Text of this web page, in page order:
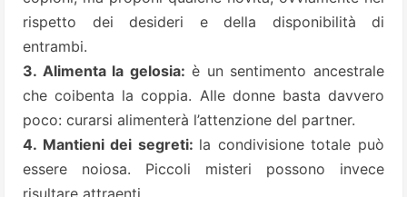
rispetto dei desideri e della disponibilità di
entrambi.
3. Alimenta la gelosia: è un sentimento ancestrale
che coibenta la coppia. Alle donne basta davvero
poco: curarsi alimenterà l’attenzione del partner.
4. Mantieni dei segreti: la condivisione totale può
essere noiosa. Piccoli misteri possono invece